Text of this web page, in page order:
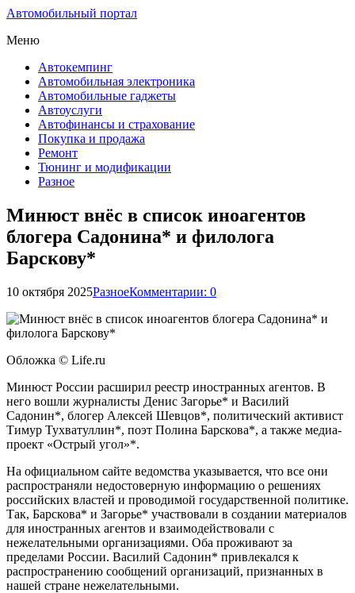
Автомобильный портал
Меню
Автокемпинг
Автомобильная электроника
Автомобильные гаджеты
Автоуслуги
Автофинансы и страхование
Покупка и продажа
Ремонт
Тюнинг и модификации
Разное
Минюст внёс в список иноагентов
блогера Садонина* и филолога
Барскову*
10 октября 2025РазноеКомментарии: 0
Обложка © Life.ru
Минюст России расширил реестр иностранных агентов. В
него вошли журналисты Денис Загорье* и Василий
Садонин*, блогер Алексей Шевцов*, политический активист
Тимур Тухватуллин*, поэт Полина Барскова*, а также медиа-
проект «Острый угол»*.
На официальном сайте ведомства указывается, что все они
распространяли недостоверную информацию о решениях
российских властей и проводимой государственной политике.
Так, Барскова* и Загорье* участвовали в создании материалов
для иностранных агентов и взаимодействовали с
нежелательными организациями. Оба проживают за
пределами России. Василий Садонин* привлекался к
распространению сообщений организаций, признанных в
нашей стране нежелательными.